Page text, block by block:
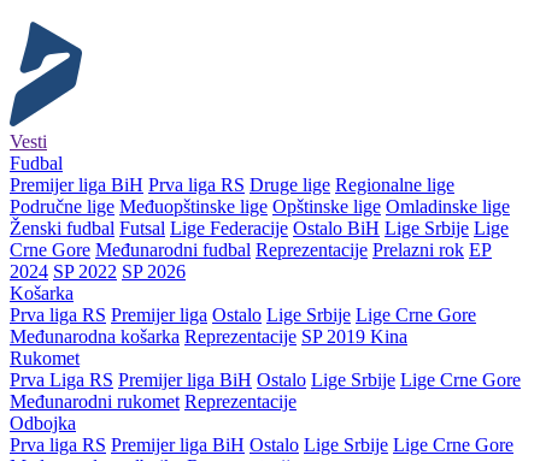
Vesti
Fudbal
Premijer liga BiH Prva liga RS Druge lige Regionalne lige
Područne lige Međuopštinske lige Opštinske lige Omladinske lige
Ženski fudbal Futsal Lige Federacije Ostalo BiH Lige Srbije Lige
Crne Gore Međunarodni fudbal Reprezentacije Prelazni rok EP
2024 SP 2022 SP 2026
Košarka
Prva liga RS Premijer liga Ostalo Lige Srbije Lige Crne Gore
Međunarodna košarka Reprezentacije SP 2019 Kina
Rukomet
Prva Liga RS Premijer liga BiH Ostalo Lige Srbije Lige Crne Gore
Međunarodni rukomet Reprezentacije
Odbojka
Prva liga RS Premijer liga BiH Ostalo Lige Srbije Lige Crne Gore